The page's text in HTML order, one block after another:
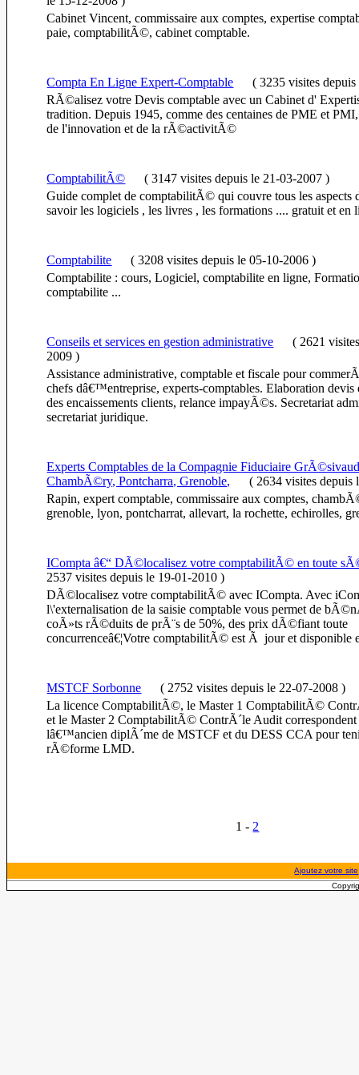
Cabinet Vincent, commissaire aux comptes, expertise
paie, comptabilitÃ©, cabinet comptable.
Compta En Ligne Expert-Comptable ( 3235 visites
RÃ©alisez votre Devis comptable avec un Cabinet d'
tradition. Depuis 1945, comme des centaines de PME et
de l'innovation et de la rÃ©activitÃ©
ComptabilitÃ© ( 3147 visitesdepuis le 21-03-2007 )
Guide complet de comptabilitÃ© qui couvre tous les aspects
savoir les logiciels , les livres , les formations .... gratuit et en
Comptabilite ( 3208 visitesdepuis le 05-10-2006 )
Comptabilite : cours, Logiciel, comptabilite en ligne,
comptabilite ...
Conseils et services en gestion administrative ( 2621
2009 )
Assistance administrative, comptable et fiscale pour
chefs dâ€™entreprise, experts-comptables. Elaboration devis
des encaissements clients, relance impayÃ©s. Secretariat
secretariat juridique.
Experts Comptables de la Compagnie Fiduciaire
ChambÃ©ry, Pontcharra, Grenoble, ( 2634 visitesdepuis
Rapin, expert comptable, commissaire aux comptes,
grenoble, lyon, pontcharrat, allevart, la rochette, echirolles,
ICompta â€“ DÃ©localisez votre comptabilitÃ© en toute
2537 visitesdepuis le 19-01-2010 )
DÃ©localisez votre comptabilitÃ© avec ICompta. Avec
l\'externalisation de la saisie comptable vous permet de
coÃ»ts rÃ©duits de prÃ¨s de 50%, des prix dÃ©fiant toute
concurrenceâ€¦Votre comptabilitÃ© est Ã jour et disponible
MSTCF Sorbonne ( 2752 visitesdepuis le 22-07-2008 )
La licence ComptabilitÃ©, le Master 1 ComptabilitÃ©
et le Master 2 ComptabilitÃ© ContrÃ´le Audit
lâ€™ancien diplÃ´me de MSTCF et du DESS CCA pour
rÃ©forme LMD.
1 -2
Ajoutez votre site